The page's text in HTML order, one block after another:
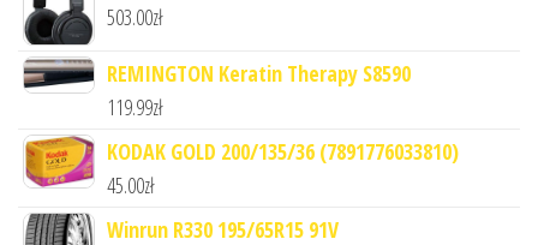
503.00zł
REMINGTON Keratin Therapy S8590
119.99zł
KODAK GOLD 200/135/36 (7891776033810)
45.00zł
Winrun R330 195/65R15 91V